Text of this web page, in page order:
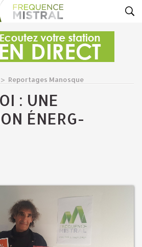
> Reportages Manosque
: UNE
ÉNERG-